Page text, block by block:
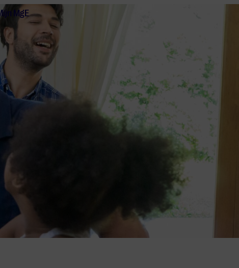
MgE